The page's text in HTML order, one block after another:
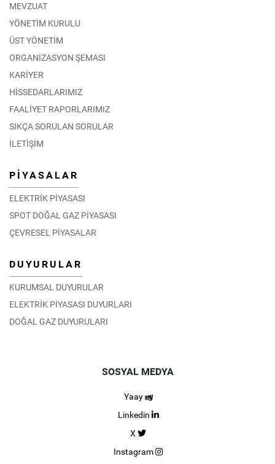
MEVZUAT
YÖNETİM KURULU
ÜST YÖNETİM
ORGANİZASYON ŞEMASI
KARİYER
HİSSEDARLARIMIZ
FAALİYET RAPORLARIMIZ
SIKÇA SORULAN SORULAR
İLETİŞİM
PİYASALAR
ELEKTRİK PİYASASI
SPOT DOĞAL GAZ PİYASASI
ÇEVRESEL PİYASALAR
DUYURULAR
KURUMSAL DUYURULAR
ELEKTRİK PİYASASI DUYURLARI
DOĞAL GAZ DUYURULARI
SOSYAL MEDYA
Yaay
Linkedin
X
Instagram